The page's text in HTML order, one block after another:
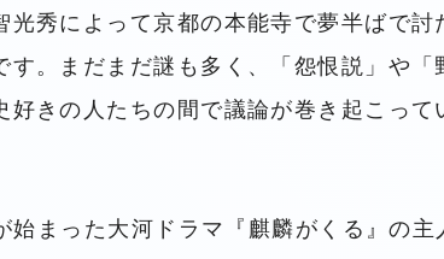
秀によって京都の本能寺で夢半ばで討
。まだまだ謎も多く、「怨恨説」や「
きの人たちの間で議論が巻き起こって
まった大河ドラマ『麒麟がくる』の主